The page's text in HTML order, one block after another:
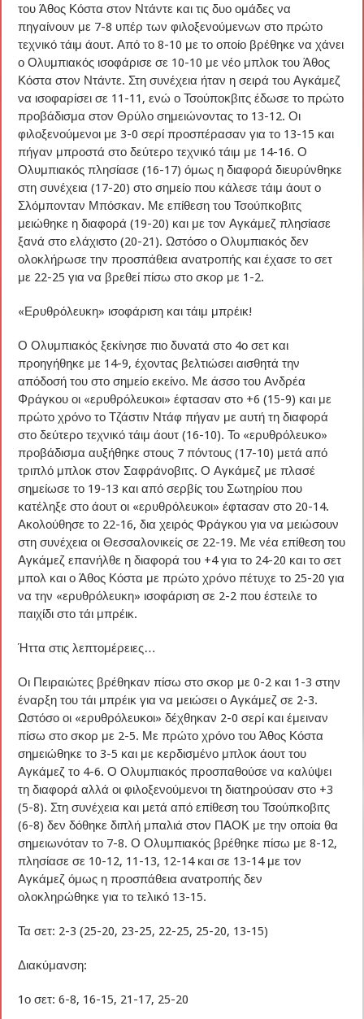
του Άθος Κόστα στον Ντάντε και τις δυο ομάδες να
πηγαίνουν με 7-8 υπέρ των φιλοξενούμενων στο πρώτο
τεχνικό τάιμ άουτ. Από το 8-10 με το οποίο βρέθηκε να χάνει
ο Ολυμπιακός ισοφάρισε σε 10-10 με νέο μπλοκ του Άθος
Κόστα στον Ντάντε. Στη συνέχεια ήταν η σειρά του Αγκάμεζ
να ισοφαρίσει σε 11-11, ενώ ο Τσούποκβιτς έδωσε το πρώτο
προβάδισμα στον Θρύλο σημειώνοντας το 13-12. Οι
φιλοξενούμενοι με 3-0 σερί προσπέρασαν για το 13-15 και
πήγαν μπροστά στο δεύτερο τεχνικό τάιμ με 14-16. Ο
Ολυμπιακός πλησίασε (16-17) όμως η διαφορά διευρύνθηκε
στη συνέχεια (17-20) στο σημείο που κάλεσε τάιμ άουτ ο
Σλόμπονταν Μπόσκαν. Με επίθεση του Τσούπκοβιτς
μειώθηκε η διαφορά (19-20) και με τον Αγκάμεζ πλησίασε
ξανά στο ελάχιστο (20-21). Ωστόσο ο Ολυμπιακός δεν
ολοκλήρωσε την προσπάθεια ανατροπής και έχασε το σετ
με 22-25 για να βρεθεί πίσω στο σκορ με 1-2.
«Ερυθρόλευκη» ισοφάριση και τάιμ μπρέικ!
Ο Ολυμπιακός ξεκίνησε πιο δυνατά στο 4ο σετ και
προηγήθηκε με 14-9, έχοντας βελτιώσει αισθητά την
απόδοσή του στο σημείο εκείνο. Με άσσο του Ανδρέα
Φράγκου οι «ερυθρόλευκοι» έφτασαν στο +6 (15-9) και με
πρώτο χρόνο το Τζάστιν Ντάφ πήγαν με αυτή τη διαφορά
στο δεύτερο τεχνικό τάιμ άουτ (16-10). Το «ερυθρόλευκο»
προβάδισμα αυξήθηκε στους 7 πόντους (17-10) μετά από
τριπλό μπλοκ στον Σαφράνοβιτς. Ο Αγκάμεζ με πλασέ
σημείωσε το 19-13 και από σερβίς του Σωτηρίου που
κατέληξε στο άουτ οι «ερυθρόλευκοι» έφτασαν στο 20-14.
Ακολούθησε το 22-16, δια χειρός Φράγκου για να μειώσουν
στη συνέχεια οι Θεσσαλονικείς σε 22-19. Με νέα επίθεση του
Αγκάμεζ επανήλθε η διαφορά του +4 για το 24-20 και το σετ
μπολ και ο Άθος Κόστα με πρώτο χρόνο πέτυχε το 25-20 για
να την «ερυθρόλευκη» ισοφάριση σε 2-2 που έστειλε το
παιχίδι στο τάι μπρέικ.
Ήττα στις λεπτομέρειες…
Οι Πειραιώτες βρέθηκαν πίσω στο σκορ με 0-2 και 1-3 στην
έναρξη του τάι μπρέικ για να μειώσει ο Αγκάμεζ σε 2-3.
Ωστόσο οι «ερυθρόλευκοι» δέχθηκαν 2-0 σερί και έμειναν
πίσω στο σκορ με 2-5. Με πρώτο χρόνο του Άθος Κόστα
σημειώθηκε το 3-5 και με κερδισμένο μπλοκ άουτ του
Αγκάμεζ το 4-6. Ο Ολυμπιακός προσπαθούσε να καλύψει
τη διαφορά αλλά οι φιλοξενούμενοι τη διατηρούσαν στο +3
(5-8). Στη συνέχεια και μετά από επίθεση του Τσούπκοβιτς
(6-8) δεν δόθηκε διπλή μπαλιά στον ΠΑΟΚ με την οποία θα
σημειωνόταν το 7-8. Ο Ολυμπιακός βρέθηκε πίσω με 8-12,
πλησίασε σε 10-12, 11-13, 12-14 και σε 13-14 με τον
Αγκάμεζ όμως η προσπάθεια ανατροπής δεν
ολοκληρώθηκε για το τελικό 13-15.
Τα σετ: 2-3 (25-20, 23-25, 22-25, 25-20, 13-15)
Διακύμανση:
1ο σετ: 6-8, 16-15, 21-17, 25-20